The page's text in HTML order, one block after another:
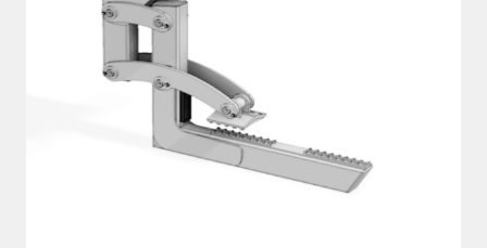
Väliseinät
Läpiviennit ja yhteet
Valuliittymät EK-putkille
Valuliittymät muoviputkille
Asennuslaitteet
Asennusaineet